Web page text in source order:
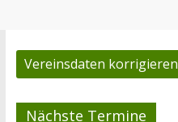
Vereinsdaten korrigieren
Nächste Termine